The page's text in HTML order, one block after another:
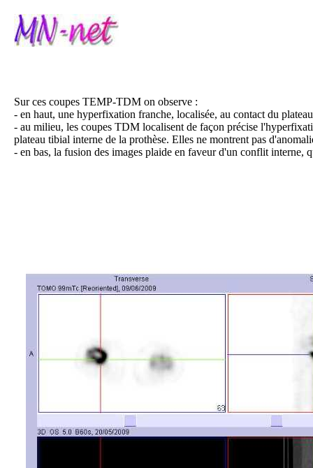
Sur ces coupes TEMP-TDM on observe :
- en haut, une hyperfixation franche, localisée, au contact du
- au milieu, les coupes TDM localisent de façon précise
plateau tibial interne de la prothèse. Elles ne montrent pas
- en bas, la fusion des images plaide en faveur d'un conflit interne,